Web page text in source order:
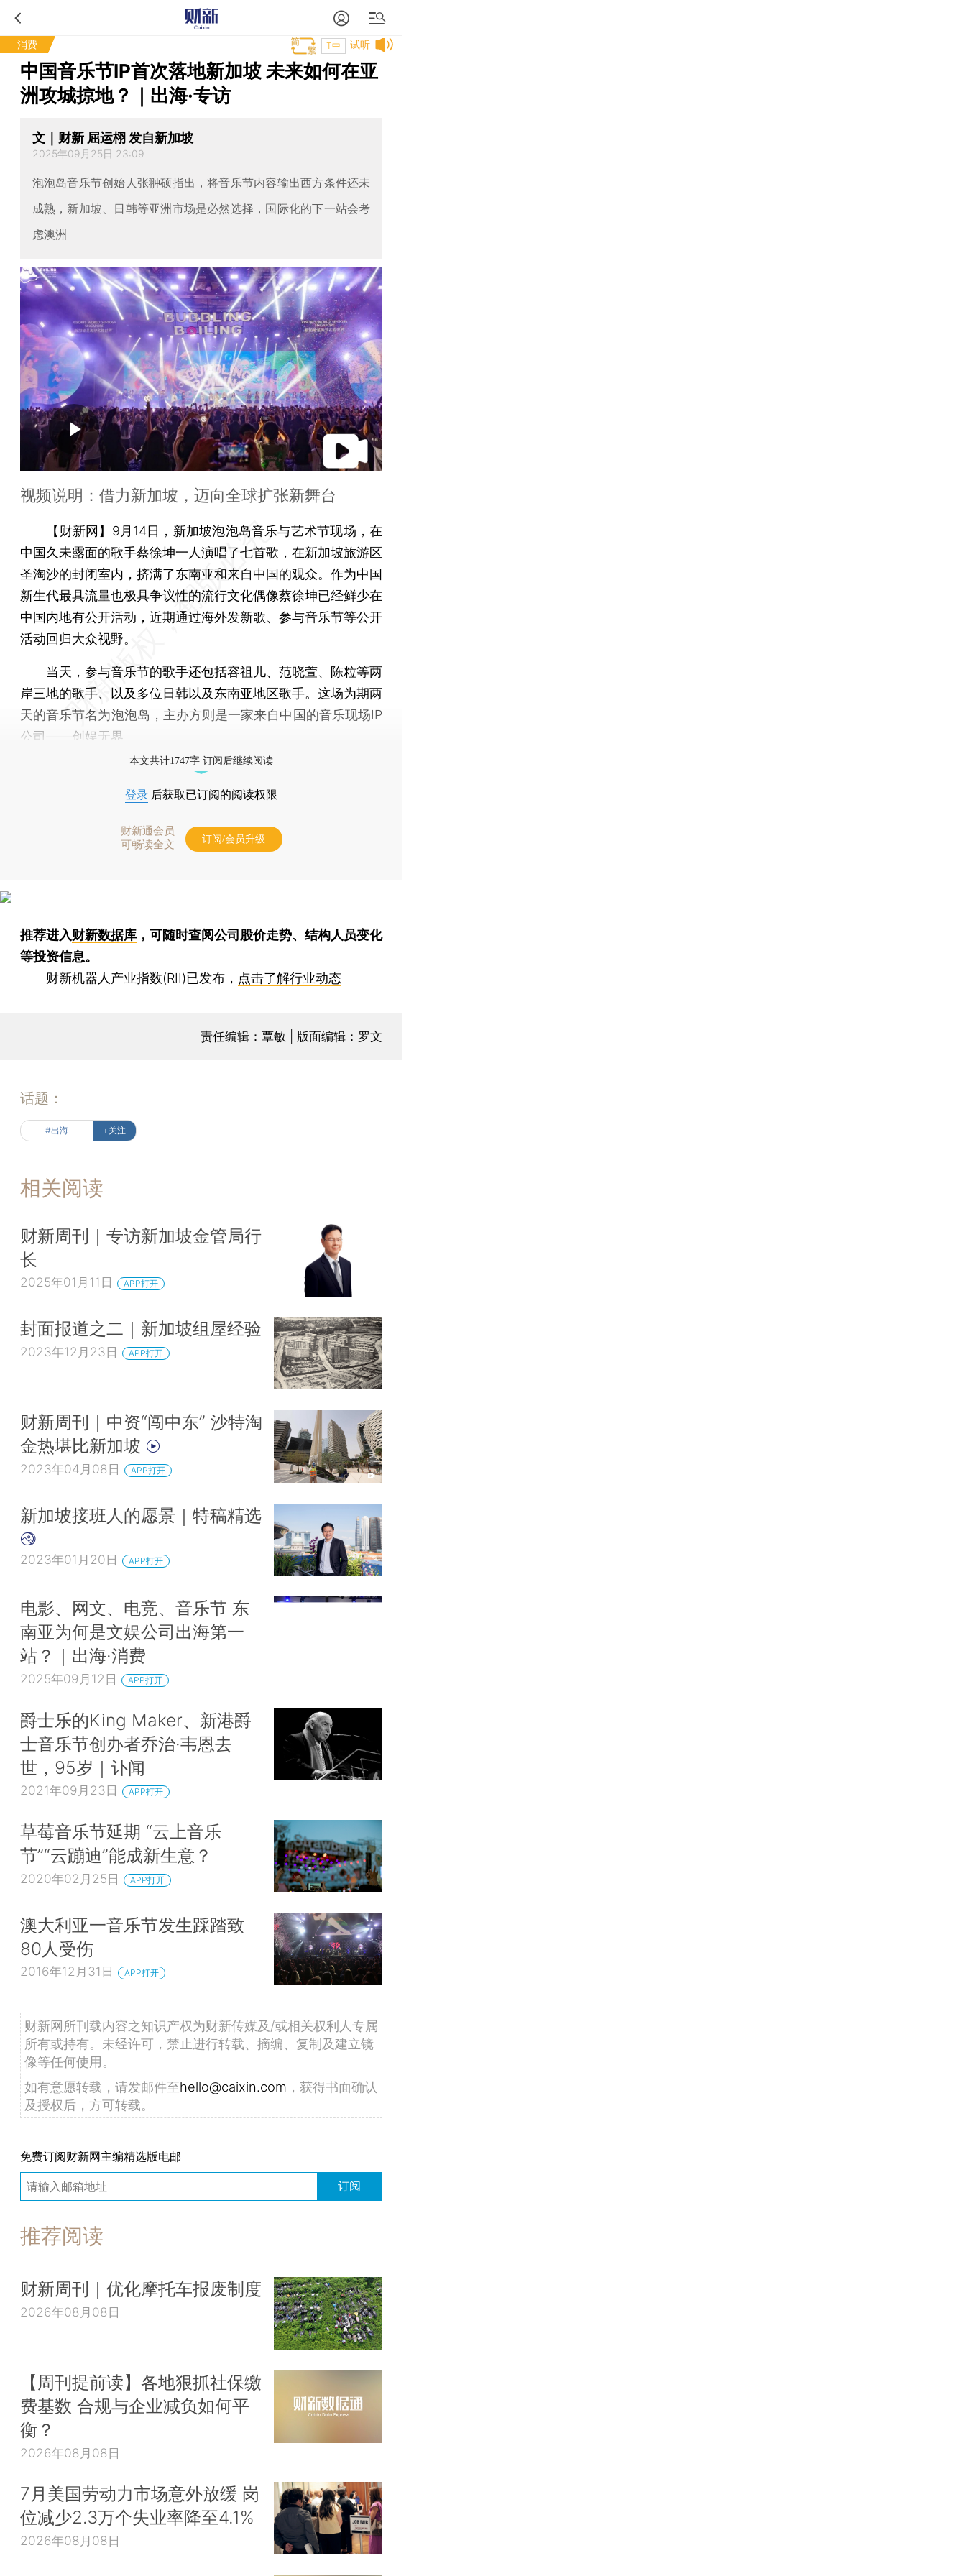
消费 试听
T中
中国音乐节IP首次落地新加坡 未来如何在亚
洲攻城掠地？｜出海·专访
文｜财新 屈运栩 发自新加坡
2025年09月25日 23:09
泡泡岛音乐节创始人张翀硕指出，将音乐节内容输出西方条件还未
成熟，新加坡、日韩等亚洲市场是必然选择，国际化的下一站会考
虑澳洲
视频说明：借力新加坡，迈向全球扩张新舞台
【财新网】 9月14日，新加坡泡泡岛音乐与艺术节现场，在
中国久未露面的歌手蔡徐坤一人演唱了七首歌，在新加坡旅游区
圣淘沙的封闭室内，挤满了东南亚和来自中国的观众。作为中国
新生代最具流量也极具争议性的流行文化偶像蔡徐坤已经鲜少在
中国内地有公开活动，近期通过海外发新歌、参与音乐节等公开
活动回归大众视野。
当天，参与音乐节的歌手还包括容祖儿、范晓萱、陈粒等两
岸三地的歌手、以及多位日韩以及东南亚地区歌手。这场为期两
天的音乐节名为泡泡岛，主办方则是一家来自中国的音乐现场IP
公司——创娱无界。
本文共计1747字 订阅后继续阅读
登录 后获取已订阅的阅读权限
财新通会员
可畅读全文
订阅/会员升级
推荐进入财新数据库 ，可随时查阅公司股价走势、结构人员变化
等投资信息。
财新机器人产业指数(RII)已发布， 点击了解行业动态
责任编辑：覃敏 | 版面编辑：罗文
话题：
#出海 +关注
相关阅读
财新周刊｜专访新加坡金管局行
长
2025年01月11日 APP打开
封面报道之二｜新加坡组屋经验
2023年12月23日 APP打开
财新周刊｜中资“闯中东” 沙特淘
金热堪比新加坡
2023年04月08日 APP打开
新加坡接班人的愿景｜特稿精选
2023年01月20日 APP打开
电影、网文、电竞、音乐节 东
南亚为何是文娱公司出海第一
站？｜出海·消费
2025年09月12日 APP打开
爵士乐的King Maker、新港爵
士音乐节创办者乔治·韦恩去
世，95岁｜讣闻
2021年09月23日 APP打开
草莓音乐节延期 “云上音乐
节”“云蹦迪”能成新生意？
2020年02月25日 APP打开
澳大利亚一音乐节发生踩踏致
80人受伤
2016年12月31日 APP打开
财新网所刊载内容之知识产权为财新传媒及/或相关权利人专属
所有或持有。未经许可，禁止进行转载、摘编、复制及建立镜
像等任何使用。
如有意愿转载，请发邮件至hello@caixin.com ，获得书面确认
及授权后，方可转载。
免费订阅财新网主编精选版电邮
订阅
推荐阅读
财新周刊｜优化摩托车报废制度
2026年08月08日
【周刊提前读】各地狠抓社保缴
费基数 合规与企业减负如何平
衡？
2026年08月08日
7月美国劳动力市场意外放缓 岗
位减少2.3万个失业率降至4.1%
2026年08月08日